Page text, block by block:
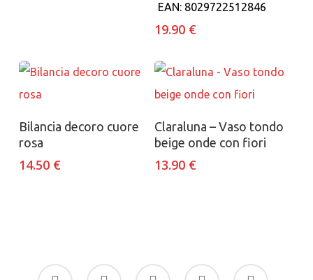
EAN: 8029722512846
19.90 €
Aggiungi al carrello
Bilancia decoro cuore
rosa
14.50 €
Aggiungi al carrello
Claraluna – Vaso tondo
beige onde con fiori
13.90 €
facebook
google-
instagram whatsapp tiktok